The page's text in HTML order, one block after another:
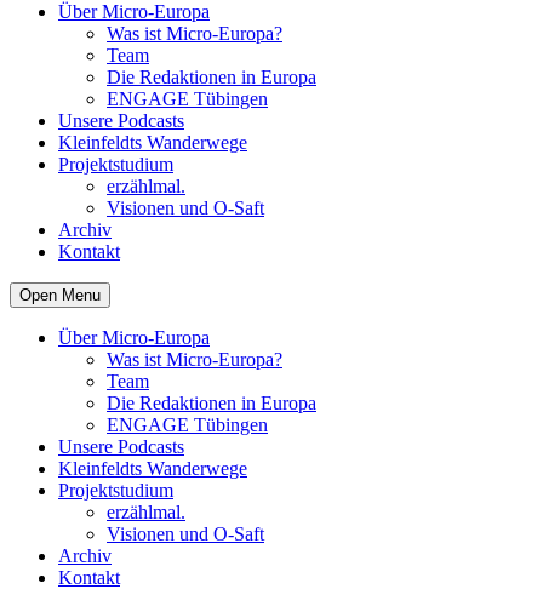
Über Micro-Europa
Was ist Micro-Europa?
Team
Die Redaktionen in Europa
ENGAGE Tübingen
Unsere Podcasts
Kleinfeldts Wanderwege
Projektstudium
erzählmal.
Visionen und O-Saft
Archiv
Kontakt
Open Menu
Über Micro-Europa
Was ist Micro-Europa?
Team
Die Redaktionen in Europa
ENGAGE Tübingen
Unsere Podcasts
Kleinfeldts Wanderwege
Projektstudium
erzählmal.
Visionen und O-Saft
Archiv
Kontakt